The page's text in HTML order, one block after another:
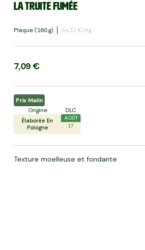
La Truite fumée
Plaque (160 G) 44,31 €/kg
7,09 €
Prix Malin
Origine
Élaborée En
Pologne
DLC
AOÛT
17
Texture moelleuse et fondante